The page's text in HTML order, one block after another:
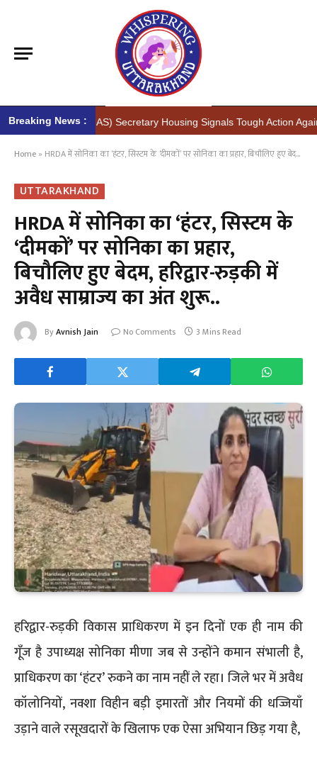
Breaking News :
Kumar (IAS) Secretary Housing Signals Tough Action Against
Home » HRDA में सोनिका का ‘हंटर, सिस्टम के ‘दीमकों’ पर सोनिका का प्रहार, बिचौलिए हुए बेदम, हरिद्वार-रुड़की में अवैध साम्राज्य का अंत शुरू..
UTTARAKHAND
HRDA में सोनिका का ‘हंटर, सिस्टम के
‘दीमकों’ पर सोनिका का प्रहार,
बिचौलिए हुए बेदम, हरिद्वार-रुड़की में
अवैध साम्राज्य का अंत शुरू..
ByAvnish Jain No Comments 3 Mins Read
हरिद्वार-रुड़की विकास प्राधिकरण में इन दिनों एक ही नाम की
गूँज है उपाध्यक्ष सोनिका मीणा जब से उन्होंने कमान संभाली है,
प्राधिकरण का ‘हंटर’ रुकने का नाम नहीं ले रहा। जिले भर में अवैध
कॉलोनियों, नक्शा विहीन बड़ी इमारतों और नियमों की धज्जियाँ
उड़ाने वाले रसूखदारों के खिलाफ एक ऐसा अभियान छिड़ गया है,